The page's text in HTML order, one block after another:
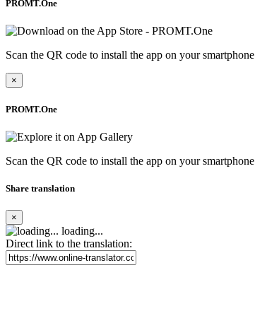
PROMT.One
Scan the QR code to install the app on your smartphone
×
PROMT.One
Scan the QR code to install the app on your smartphone
Share translation
×
loading...
Direct link to the translation: